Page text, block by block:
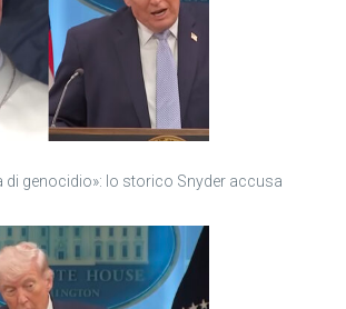
di genocidio»: lo storico Snyder accusa